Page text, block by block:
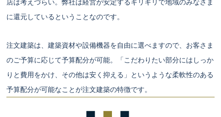
店は考えづらい。弊社は経営が安定するギリギリで地域のみなさま
に還元しているということなのです。
注文建築は、建築資材や設備機器を自由に選べますので、お客さま
のご予算に応じて予算配分が可能。「こだわりたい部分にはしっか
りと費用をかけ、その他は安く抑える」というような柔軟性のある
予算配分が可能なことが注文建築の特徴です。